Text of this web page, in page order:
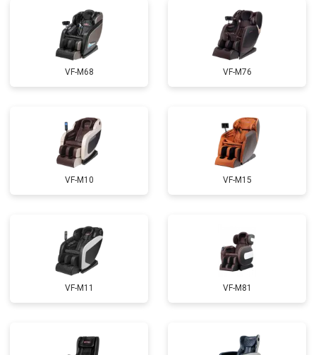
Ремонт купюроприемника от 4700 ₽ Заказать
Замена сетевого трансформатора от 4500 ₽
VF-M68 VF-M76
VF-M10 VF-M15
VF-M11 VF-M81